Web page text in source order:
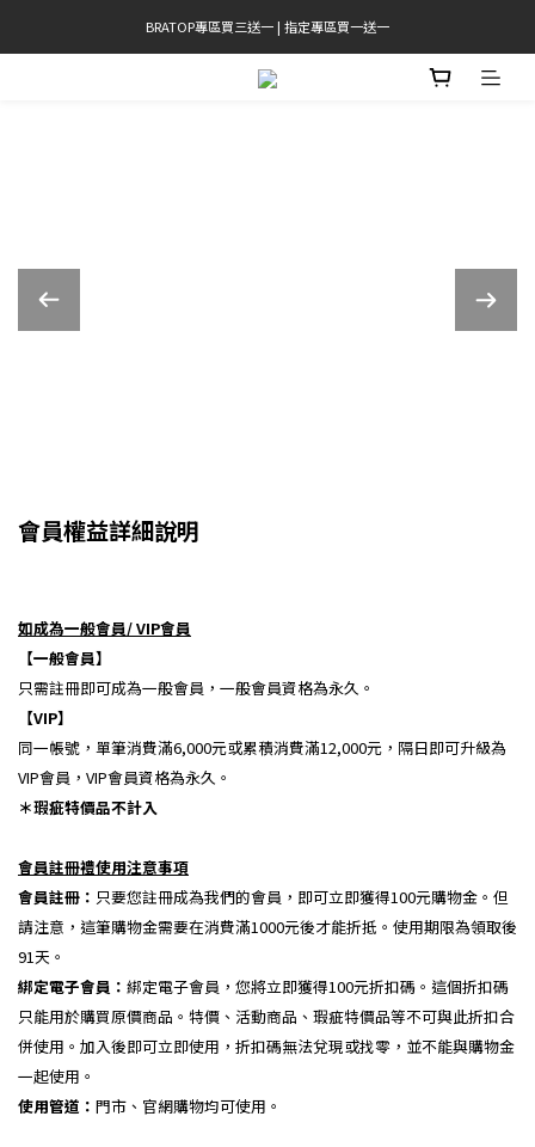
官網限定! 滿千免運(僅限台灣本島)
BRATOP專區買三送一 | 指定專區買一送一
官網限定! 滿千免運(僅限台灣本島)
會員權益詳細說明
如成為一般會員/ VIP會員
【一般會員】
只需註冊即可成為一般會員，一般會員資格為永久。
【VIP】
同一帳號，單筆消費滿6,000元或累積消費滿12,000元，隔日即可升級為
VIP會員，VIP會員資格為永久。
＊瑕疵特價品不計入
會員註冊禮使用注意事項
會員註冊： 只要您註冊成為我們的會員，即可立即獲得100元購物金。但
請注意，這筆購物金需要在消費滿1000元後才能折抵。使用期限為領取後
91天。
綁定電子會員： 綁定電子會員，您將立即獲得100元折扣碼。這個折扣碼
只能用於購買原價商品。特價、活動商品、瑕疵特價品等不可與此折扣合
併使用。加入後即可立即使用，折扣碼無法兌現或找零，並不能與購物金
一起使用。
使用管道： 門市、官網購物均可使用。